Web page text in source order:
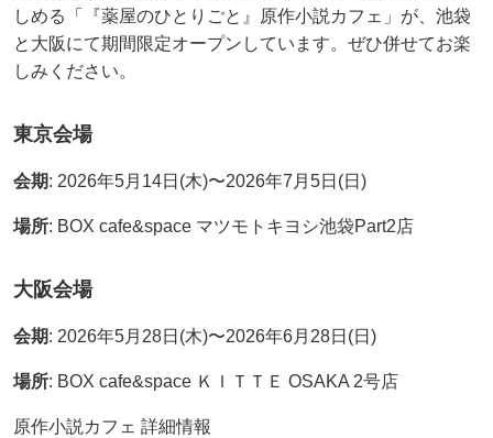
しめる「『薬屋のひとりごと』原作小説カフェ」が、池袋
と大阪にて期間限定オープンしています。ぜひ併せてお楽
しみください。
東京会場
会期: 2026年5月14日(木)〜2026年7月5日(日)
場所: BOX cafe&space マツモトキヨシ池袋Part2店
大阪会場
会期: 2026年5月28日(木)〜2026年6月28日(日)
場所: BOX cafe&space ＫＩＴＴＥ OSAKA 2号店
原作小説カフェ 詳細情報